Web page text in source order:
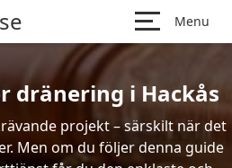
Menu
dränering i Hackås
projekt – särskilt när det
Men om du följer denna guide